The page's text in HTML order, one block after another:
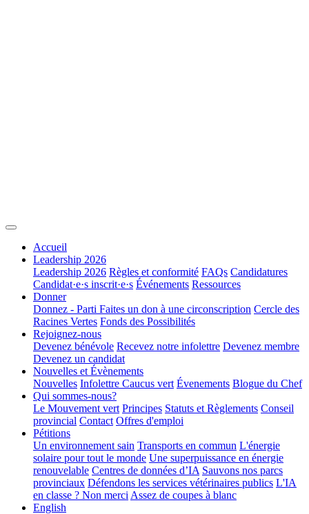
Accueil
Leadership 2026
Leadership 2026 Règles et conformité FAQs Candidatures
Candidat·e·s inscrit·e·s Événements Ressources
Donner
Donnez - Parti Faites un don à une circonscription Cercle des
Racines Vertes Fonds des Possibilités
Rejoignez-nous
Devenez bénévole Recevez notre infolettre Devenez membre
Devenez un candidat
Nouvelles et Évènements
Nouvelles Infolettre Caucus vert Évenements Blogue du Chef
Qui sommes-nous?
Le Mouvement vert Principes Statuts et Règlements Conseil
provincial Contact Offres d'emploi
Pétitions
Un environnement sain Transports en commun L'énergie
solaire pour tout le monde Une superpuissance en énergie
renouvelable Centres de données d’IA Sauvons nos parcs
provinciaux Défendons les services vétérinaires publics L'IA
en classe ? Non merci Assez de coupes à blanc
English